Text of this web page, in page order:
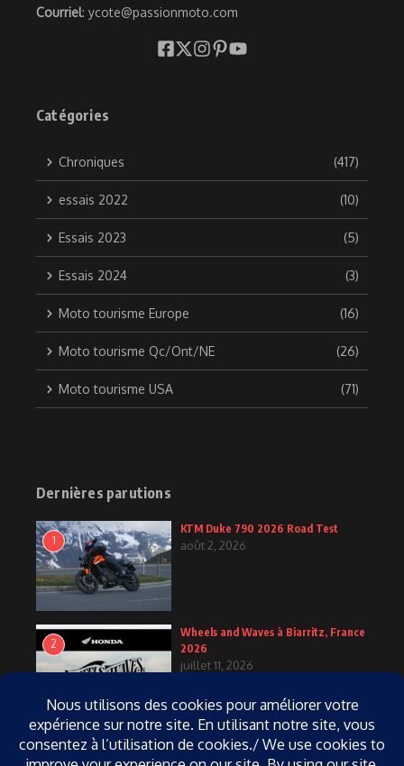
Courriel: ycote@passionmoto.com
Catégories
Chroniques (417)
essais 2022 (10)
Essais 2023 (5)
Essais 2024 (3)
Moto tourisme Europe (16)
Moto tourisme Qc/Ont/NE (26)
Moto tourisme USA (71)
Dernières parutions
1
KTM Duke 790 2026 Road Test
août 2, 2026
2
Wheels and Waves à Biarritz, France
2026
juillet 11, 2026
3
KTM Duke 790 2027
juin 25, 2026